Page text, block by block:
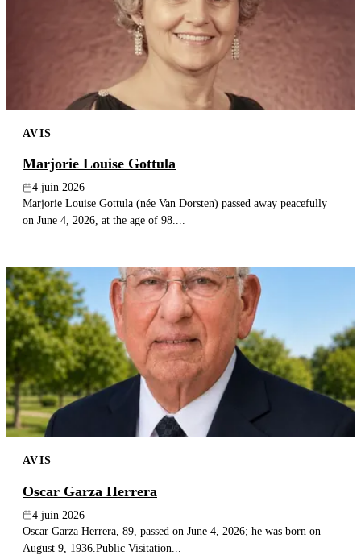
AVIS
Marjorie Louise Gottula
4 juin 2026
Marjorie Louise Gottula (née Van Dorsten) passed away peacefully
on June 4, 2026, at the age of 98....
AVIS
Oscar Garza Herrera
4 juin 2026
Oscar Garza Herrera, 89, passed on June 4, 2026; he was born on
August 9, 1936.Public Visitation...